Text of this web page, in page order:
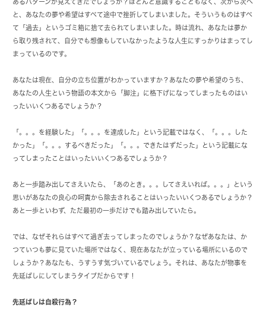
あるパターンが見えてきたでしょうか？ほとんど意識することもなく、次から次へ
と、あなたの夢や希望はすべて途中で挫折してしまいました。そういうものはすべ
て「過去」というゴミ箱に捨て去られてしまいました。時は流れ、あなたは夢か
ら取り残されて、自分でも想像もしていなかったような人生にすっかりはまってし
まっているのです。
あなたは現在、自分の立ち位置がわかっていますか？あなたの夢や希望のうち、
あなたの人生という物語の本文から「脚注」に格下げになってしまったものはい
ったいいくつあるでしょうか？
「。。。を経験した」「。。。を達成した」という記載ではなく、「。。。した
かった」「。。。するべきだった」「。。。できたはずだった」という記載にな
ってしまったことはいったいいくつあるでしょうか？
あと一歩踏み出してさえいたら、「あのとき。。。してさえいれば。。。」という
思いがあなたの良心の呵責から除去されることはいったいいくつあるでしょうか？
あと一歩といわず、ただ最初の一歩だけでも踏み出していたら。
では、なぜそれらはすべて過ぎ去ってしまったのでしょうか？なぜあなたは、か
つていつも夢に見ていた場所ではなく、現在あなたが立っている場所にいるので
しょうか？あなたも、うすうす気づいているでしょう。それは、あなたが物事を
先延ばしにしてしまうタイプだからです！
先延ばしは自殺行為？